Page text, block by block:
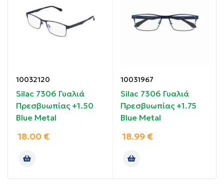
Τοποθετήστε τα γυαλιά στα μάτια σας.
Πολυανθρακικό.
10032120
Silac 7306 Γυαλιά
Πρεσβυωπίας +1.50
Blue Metal
18.00 €
10031967
Silac 7306 Γυαλιά
Πρεσβυωπίας +1.75
Blue Metal
18.99 €